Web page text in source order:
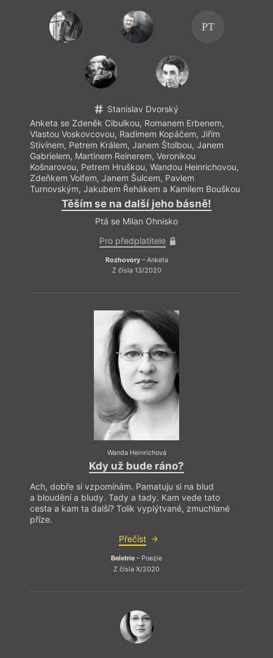
PT
Stanislav Dvorský
Anketa se Zdeněk Cibulkou, Romanem Erbenem,
Vlastou Voskovcovou, Radimem Kopáčem, Jiřím
Stivínem, Petrem Králem, Janem Štolbou, Janem
Gabrielem, Martinem Reinerem, Veronikou
Košnarovou, Petrem Hruškou, Wandou Heinrichovou,
Zdeňkem Volfem, Janem Šulcem, Pavlem
Turnovským, Jakubem Řehákem a Kamilem Bouškou
Těším se na další jeho básně!
Ptá se Milan Ohnisko
Pro předplatitele
Rozhovory– Anketa
Z čísla 13/2020
Wanda Heinrichová
Kdy už bude ráno?
Ach, dobře si vzpomínám. Pamatuju si na blud
a bloudění a bludy. Tady a tady. Kam vede tato
cesta a kam ta další? Tolik vyplýtvané, zmuchlané
příze.
Přečíst
Beletrie – Poezie
Z čísla X/2020